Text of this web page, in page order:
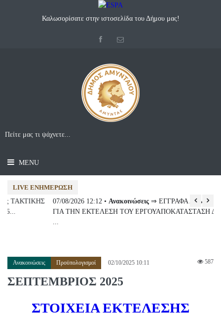
Καλωσορίσατε στην ιστοσελίδα του Δήμου μας!
MENU
LIVE ΕΝΗΜΈΡΩΣΗ
07/08/2026 12:12 •Ανακοινώσεις ⇒ ΕΓΓΡΑΦΑ ΔΗΜΟΣΙΑ ΣΥΜΒΑΣΗ
ΓΙΑ ΤΗΝ ΕΚΤΕΛΕΣΗ ΤΟΥ ΕΡΓΟΥΑΠΟΚΑΤΑΣΤΑΣΗ ΔΗΜΟΤΙΚΗΣ
Ανακοινώσεις Προϋπολογισμοί 02/10/2025 10:11 587
ΣΕΠΤΕΜΒΡΙΟΣ 2025
ΣΤΟΙΧΕΙΑ ΕΚΤΕΛΕΣΗΣ